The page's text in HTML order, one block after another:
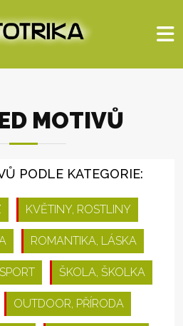
MOTIVŮ
PODLE KATEGORIE:
KVĚTINY, ROSTLINY
ROMANTIKA, LÁSKA
SPORT ŠKOLA, ŠKOLKA
OUTDOOR, PŘÍRODA